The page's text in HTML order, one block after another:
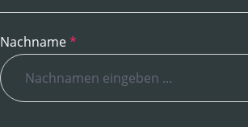
Nachname*